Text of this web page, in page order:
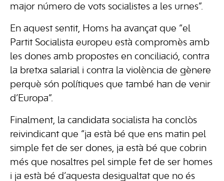
major número de vots socialistes a les urnes”.
En aquest sentit, Homs ha avançat que “el
Partit Socialista europeu està compromès amb
les dones amb propostes en conciliació, contra
la bretxa salarial i contra la violència de gènere
perquè són polítiques que també han de venir
d’Europa”.
Finalment, la candidata socialista ha conclòs
reivindicant que “ja està bé que ens matin pel
simple fet de ser dones, ja està bé que cobrin
més que nosaltres pel simple fet de ser homes
i ja està bé d’aquesta desigualtat que no és